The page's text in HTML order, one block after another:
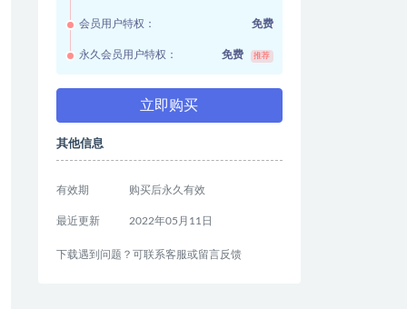
会员用户特权： 免费
永久会员用户特权： 免费 推荐
立即购买
其他信息
有效期 购买后永久有效
最近更新 2022年05月11日
下载遇到问题？可联系客服或留言反馈